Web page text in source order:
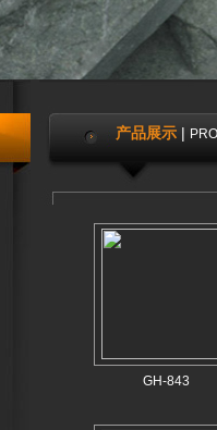
产品展示 |
GH-843